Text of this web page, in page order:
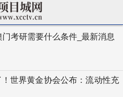
门考研需要什么条件_最新消息
世界黄金协会公布：流动性充